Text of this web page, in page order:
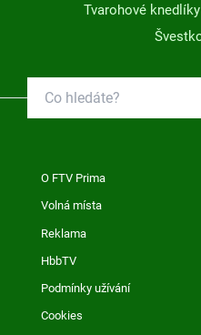
Tvarohové knedlíky
O FTV Prima
Volná místa
Reklama
HbbTV
Podmínky užívání
Cookies